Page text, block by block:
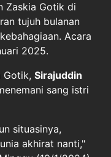
Zaskia Gotik di
tujuh bulanan
Acara
2025.
Gotik, Sirajuddin
sang istri
situasinya,
akhirat nanti,"